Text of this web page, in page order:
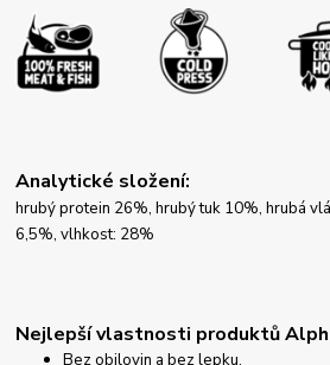
Analytické složení:
hrubý protein 26%, hrubý tuk 10%, hrubá
6,5%, vlhkost: 28%
Nejlepší vlastnosti produktů
Bez obilovin a bez lepku.